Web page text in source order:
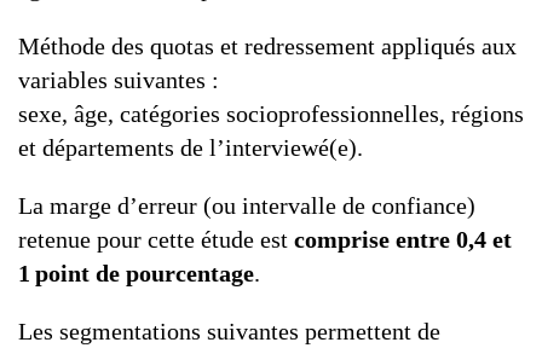
Méthode des quotas et redressement appliqués aux
variables suivantes :
sexe, âge, catégories socioprofessionnelles, régions
et départements de l’interviewé(e).
La marge d’erreur (ou intervalle de confiance)
retenue pour cette étude est comprise entre 0,4 et
1 point de pourcentage.
Les segmentations suivantes permettent de